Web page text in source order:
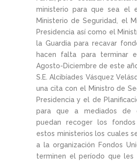
ministerio para que sea el
Ministerio de Seguridad, el
Presidencia así como el
la Guardia para recavar
hacen falta para terminar
Agosto-Diciembre de este
S.E. Alcibíades Vásquez
una cita con el Ministro de
Presidencia y el de
para que a mediados de
puedan recoger los
estos ministerios los cuales
a la organización Fondos
terminen el período que